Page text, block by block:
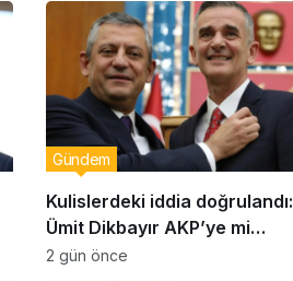
Kulislerdeki iddia doğrulandı:
Ümit Dikbayır AKP’ye mi
geçiyor!
Gündem
2 gün önce